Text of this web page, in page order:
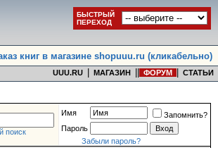
БЫСТРЫЙ
ПЕРЕХОД
книг в магазине shopuuu.ru (кликабельно)
UUU.RU МАГАЗИН ФОРУМ СТАТЬИ
поиск
Имя
Запомнить?
Пароль
Забыли пароль?